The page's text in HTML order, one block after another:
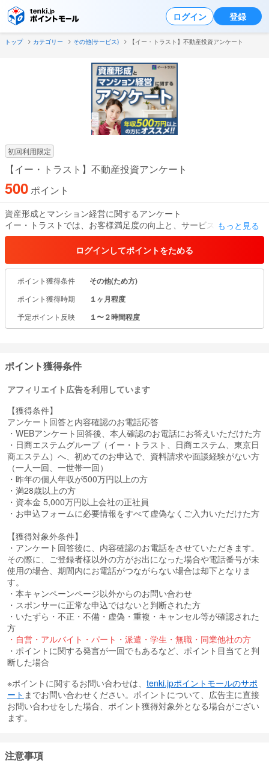
ログイン 登録
トップ カテゴリー その他(サービス) 【イー・トラスト】不動産投資アンケート
初回利用限定
【イー・トラスト】不動産投資アンケート
500ポイント
資産形成とマンション経営に関するアンケート
イー・トラストでは、お客様満足度の向上と、サービスの更なる改
善のため、アンケートを実施しています。 ご協力をお願い致しま
もっと見る
ログインしてポイントをためる
ポイント獲得条件 その他(ため方)
ポイント獲得時期 １ヶ月程度
予定ポイント反映 １〜２時間程度
ポイント獲得条件
アフィリエイト広告を利用しています
【獲得条件】
アンケート回答と内容確認のお電話応答
・WEBアンケート回答後、本人確認のお電話にお答えいただけた方
・日商エステムグループ（イー・トラスト、日商エステム、東京日
商エステム）へ、初めてのお申込で、資料請求や面談経験がない方
（一人一回、一世帯一回）
・昨年の個人年収が500万円以上の方
・満28歳以上の方
・資本金 5,000万円以上会社の正社員
・お申込フォームに必要情報をすべて虚偽なくご入力いただけた方
【獲得対象外条件】
・アンケート回答後に、内容確認のお電話をさせていただきます。
その際に、ご登録者様以外の方がお出になった場合や電話番号が未
使用の場合、期間内にお電話がつながらない場合は却下となりま
す。
・本キャンペーンページ以外からのお問い合わせ
・スポンサーに正常な申込ではないと判断された方
・いたずら・不正・不備・虚偽・重複・キャンセル等が確認された
方
・自営・アルバイト・パート・派遣・学生・無職・同業他社の方
・ポイントに関する発言が一回でもあるなど、ポイント目当てと判
断した場合
※ポイントに関するお問い合わせは、 tenki.jpポイントモールのサポ
ート までお問い合わせください。ポイントについて、広告主に直接
お問い合わせをした場合、ポイント獲得対象外となる場合がござい
ます。
注意事項